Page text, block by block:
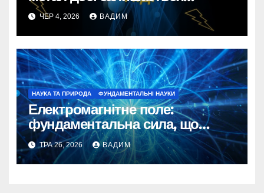
неперевершеним провідником
у світі електрики
ЧЕР 4, 2026 ВАДИМ
НАУКА ТА ПРИРОДА ФУНДАМЕНТАЛЬНІ НАУКИ
Електромагнітне поле:
фундаментальна сила, що
об’єднує електрику та
магнетизм
ТРА 26, 2026 ВАДИМ